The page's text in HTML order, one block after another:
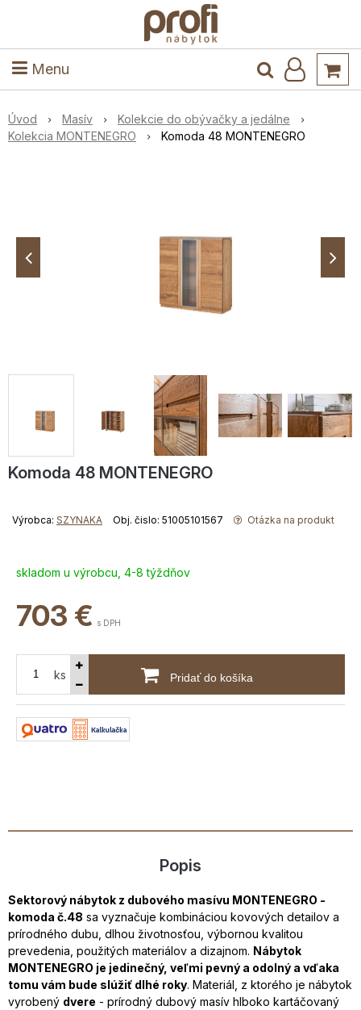
Menu
Kuchyňa a jedáleň
Úvod Masív
Kolekcie do obývačky a jedálne
Kolekcia MONTENEGRO
Komoda 48 MONTENEGRO
Komoda 48 MONTENEGRO
Výrobca: SZYNAKA Obj. čislo: 51005101567 Otázka na produkt
skladom u výrobcu, 4-8 týždňov
703 € s DPH
ks Pridať do košíka
Popis
Sektorový nábytok z dubového masívu MONTENEGRO -
komoda č.48 sa vyznačuje kombináciou kovových detailov a
prírodného dubu, dlhou životnosťou, výbornou kvalitou
prevedenia, použitých materiálov a dizajnom. Nábytok
MONTENEGRO je jedinečný, veľmi pevný a odolný a vďaka
tomu vám bude slúžiť dlhé roky. Materiál, z ktorého je nábytok
vyrobený dvere - prírodný dubový masív hlboko kartáčovaný